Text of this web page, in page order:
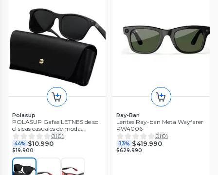
Polasup
POLASUP Gafas LETNES de sol
cl sicas casuales de moda
polarizadas con media
montura de metal
0(0)
44% $10.990
$19.900
Ray-Ban
Lentes Ray-ban Meta Wayfarer
RW4006
0(0)
33% $419.990
$629.990